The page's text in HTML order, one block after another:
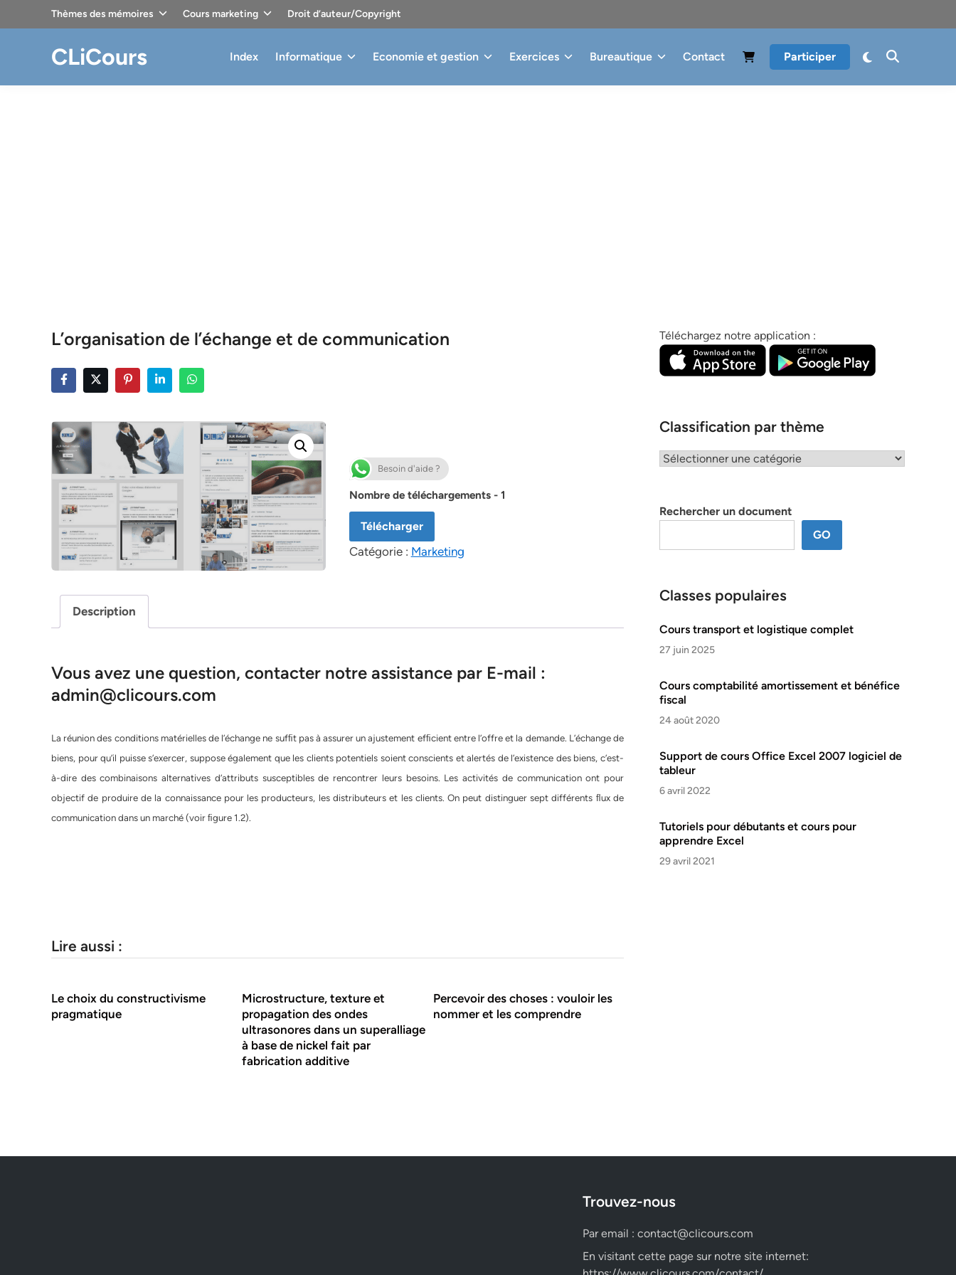
Thèmes des mémoires Cours marketing Droit d’auteur/Copyright
CLiCours Index Informatique Economie et gestion Exercices Bureautique Contact Participer
L’organisation de l’échange et de communication
Besoin d'aide ?
Nombre de téléchargements - 1
Télécharger
Catégorie : Marketing
Description
Vous avez une question, contacter notre assistance par E-mail :
admin@clicours.com
La réunion des conditions matérielles de l’échange ne sufﬁt pas à assurer un ajustement efﬁcient entre l’offre et la demande. L’échange de
biens, pour qu’il puisse s’exercer, suppose également que les clients potentiels soient conscients et alertés de l’existence des biens, c’est-
à-dire des combinaisons alternatives d’attributs susceptibles de rencontrer leurs besoins. Les activités de communication ont pour
objectif de produire de la connaissance pour les producteurs, les distributeurs et les clients. On peut distinguer sept différents ﬂux de
communication dans un marché (voir ﬁgure 1.2).
Lire aussi :
Le choix du constructivisme
pragmatique
Microstructure, texture et
propagation des ondes
ultrasonores dans un superalliage
à base de nickel fait par
fabrication additive
Percevoir des choses : vouloir les
nommer et les comprendre
Téléchargez notre application :
Classification par thème
Classification
Rechercher un document
GO
Classes populaires
Cours transport et logistique complet
27 juin 2025
Cours comptabilité amortissement et bénéfice
fiscal
24 août 2020
Support de cours Office Excel 2007 logiciel de
tableur
6 avril 2022
Tutoriels pour débutants et cours pour
apprendre Excel
29 avril 2021
Trouvez-nous
Par email : contact@clicours.com
En visitant cette page sur notre site internet: